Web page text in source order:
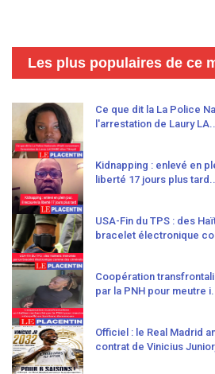
Les plus populaires de ce
Ce que dit la La Police
l'arrestation de Laury
Kidnapping : enlevé en
liberté 17 jours plus
USA-Fin du TPS : des
bracelet électronique
Coopération
par la PNH pour meutre
Officiel : le Real Madrid
contrat de Vinicius